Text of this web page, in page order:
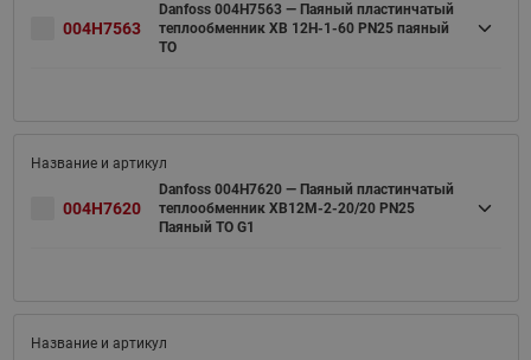
004H7563
Danfoss 004H7563 — Паяный пластинчатый
теплообменник XB 12H-1-60 PN25 паяный
ТО
004H7620
Danfoss 004H7620 — Паяный пластинчатый
теплообменник XB12M-2-20/20 PN25
Паяный ТО G1